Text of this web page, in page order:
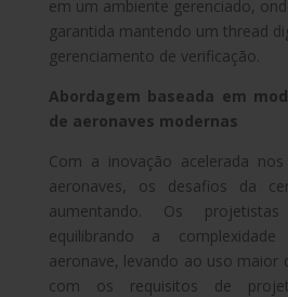
em um ambiente gerenciado,
garantida mantendo um thread
gerenciamento de verificação.
Abordagem baseada em
de aeronaves modernas
Com a inovação acelerada
aeronaves, os desafios da
aumentando. Os
equilibrando a
aeronave, levando ao uso maior
com os requisitos de